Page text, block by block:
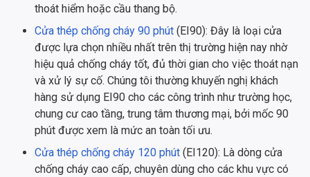
thoát hiểm hoặc cầu thang bộ.
Cửa thép chống cháy 90 phút (EI90): Đây là loại cửa
được lựa chọn nhiều nhất trên thị trường hiện nay nhờ
hiệu quả chống cháy tốt, đủ thời gian cho việc thoát nạn
và xử lý sự cố. Chúng tôi thường khuyến nghị khách
hàng sử dụng EI90 cho các công trình như trường học,
chung cư cao tầng, trung tâm thương mại, bởi mốc 90
phút được xem là mức an toàn tối ưu.
Cửa thép chống cháy 120 phút (EI120): Là dòng cửa
chống cháy cao cấp, chuyên dùng cho các khu vực có